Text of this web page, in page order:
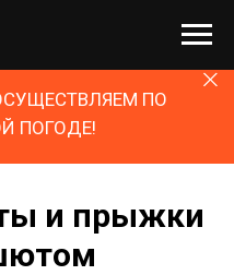
ПО
ПОГОДЕ!
и прыжки